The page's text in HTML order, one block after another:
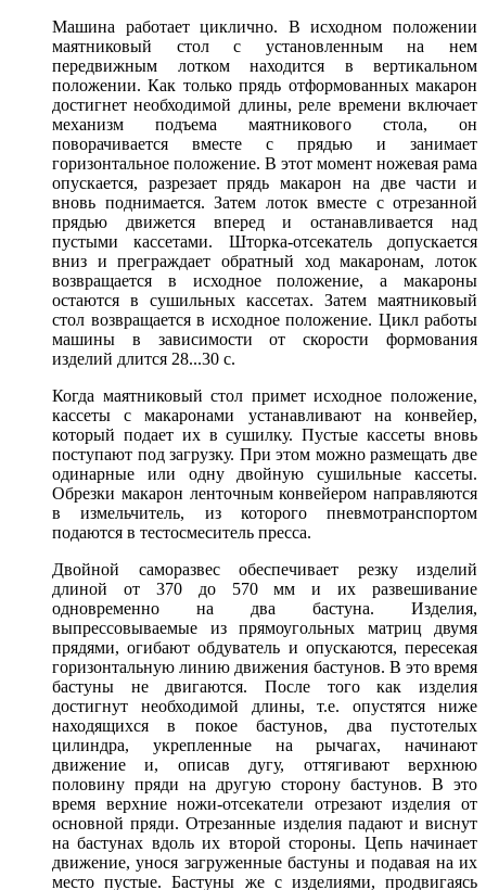
Машина работает циклично. В исходном положении
маятниковый стол с установленным на нем
передвижным лотком находится в вертикальном
положении. Как только прядь отформованных макарон
достигнет необходимой длины, реле времени включает
механизм подъема маятникового стола, он
поворачивается вместе с прядью и занимает
горизонтальное положение. В этот момент ножевая рама
опускается, разрезает прядь макарон на две части и
вновь поднимается. Затем лоток вместе с отрезанной
прядью движется вперед и останавливается над
пустыми кассетами. Шторка-отсекатель допускается
вниз и преграждает обратный ход макаронам, лоток
возвращается в исходное положение, а макароны
остаются в сушильных кассетах. Затем маятниковый
стол возвращается в исходное положение. Цикл работы
машины в зависимости от скорости формования
изделий длится 28...30 с.
Когда маятниковый стол примет исходное положение,
кассеты с макаронами устанавливают на конвейер,
который подает их в сушилку. Пустые кассеты вновь
поступают под загрузку. При этом можно размещать две
одинарные или одну двойную сушильные кассеты.
Обрезки макарон ленточным конвейером направляются
в измельчитель, из которого пневмотранспортом
подаются в тестосмеситель пресса.
Двойной саморазвес обеспечивает резку изделий
длиной от 370 до 570 мм и их развешивание
одновременно на два бастуна. Изделия,
выпрессовываемые из прямоугольных матриц двумя
прядями, огибают обдуватель и опускаются, пересекая
горизонтальную линию движения бастунов. В это время
бастуны не двигаются. После того как изделия
достигнут необходимой длины, т.е. опустятся ниже
находящихся в покое бастунов, два пустотелых
цилиндра, укрепленные на рычагах, начинают
движение и, описав дугу, оттягивают верхнюю
половину пряди на другую сторону бастунов. В это
время верхние ножи-отсекатели отрезают изделия от
основной пряди. Отрезанные изделия падают и виснут
на бастунах вдоль их второй стороны. Цепь начинает
движение, унося загруженные бастуны и подавая на их
место пустые. Бастуны же с изделиями, продвигаясь